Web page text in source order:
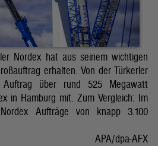
Nordex hat aus seinem wichtigen
erhalten. Von der Türkerler
über rund 525 Megawatt
in Hamburg mit. Zum Vergleich: Im
Aufträge von knapp 3.100
APA/dpa-AFX